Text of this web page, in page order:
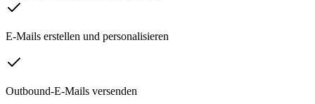
E-Mails erstellen und personalisieren
Outbound-E-Mails versenden